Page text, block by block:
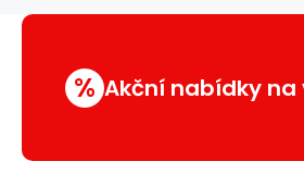
% Akční nabídky